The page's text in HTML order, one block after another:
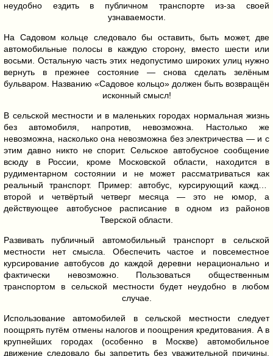
неудобно ездить в публичном транспорте из-за своей
узнаваемости.
На Садовом кольце следовало бы оставить, быть может, две
автомобильные полосы в каждую сторону, вместо шести или
восьми. Остальную часть этих недопустимо широких улиц нужно
вернуть в прежнее состояние — снова сделать зелёным
бульваром. Названию «Садовое кольцо» должен быть возвращён
исконный смысл!
В сельской местности и в маленьких городах нормальная жизнь
без автомобиля, напротив, невозможна. Настолько же
невозможна, насколько она невозможна без электричества — и с
этим давно никто не спорит. Сельское автобусное сообщение
всюду в России, кроме Московской области, находится в
рудиментарном состоянии и не может рассматриваться как
реальный транспорт. Пример: автобус, курсирующий каждый
второй и четвёртый четверг месяца — это не юмор, а
действующее автобусное расписание в одном из районов
Тверской области.
Развивать публичный автомобильный транспорт в сельской
местности нет смысла. Обеспечить частое и повсеместное
курсирование автобусов до каждой деревни нерационально и
фактически невозможно. Пользоваться общественным
транспортом в сельской местности будет неудобно в любом
случае.
Использование автомобилей в сельской местности следует
поощрять путём отмены налогов и поощрения кредитования. А в
крупнейших городах (особенно в Москве) автомобильное
движение следовало бы запретить без уважительной причины.